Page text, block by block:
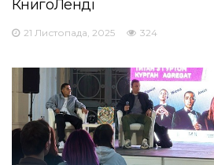
КнигоЛенді
21 Листопада, 2025 324